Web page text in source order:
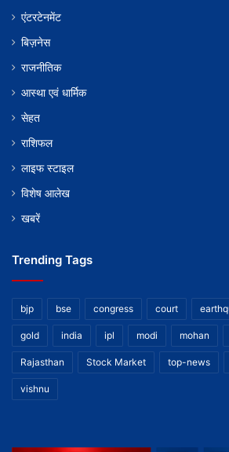
एंटरटेनमेंट
बिज़नेस
राजनीतिक
आस्था एवं धार्मिक
सेहत
राशिफल
लाइफ स्टाइल
विशेष आलेख
खबरें
Trending Tags
bjp bse congress court
gold india ipl modi mohan
Rajasthan Stock Market top-news
vishnu